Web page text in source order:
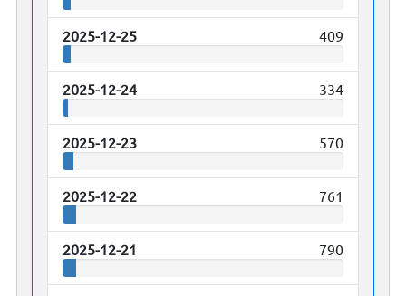
2025-12-25 409
2025-12-24 334
2025-12-23 570
2025-12-22 761
2025-12-21 790